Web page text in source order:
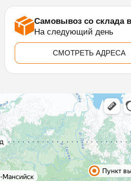
Самовывоз со склада
На следующий день
СМОТРЕТЬ АДРЕСА